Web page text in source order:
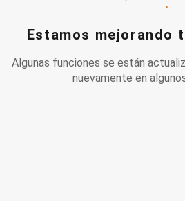
Estamos mejorando
Algunas funciones se están
nuevamente en